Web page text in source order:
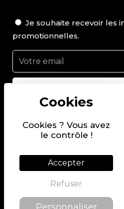
Cookies ? Vous avez
le contrôle !
Accepter
Refuser
Je souhaite recevoir les
promotionnelles.
Suivez-nous sur
@2022 PIERRE CHAVIN
MENTIONS LÉGALES